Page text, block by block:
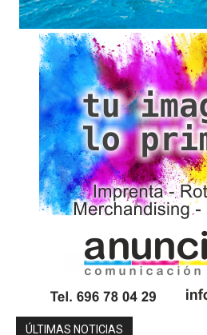
ÚLTIMAS NOTICIAS